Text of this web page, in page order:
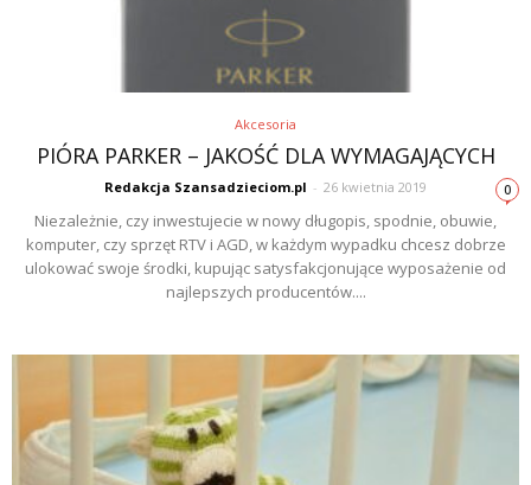
Akcesoria
PIÓRA PARKER – JAKOŚĆ DLA WYMAGAJĄCYCH
Redakcja Szansadzieciom.pl - 26 kwietnia 2019 0
Niezależnie, czy inwestujecie w nowy długopis, spodnie, obuwie,
komputer, czy sprzęt RTV i AGD, w każdym wypadku chcesz dobrze
ulokować swoje środki, kupując satysfakcjonujące wyposażenie od
najlepszych producentów....